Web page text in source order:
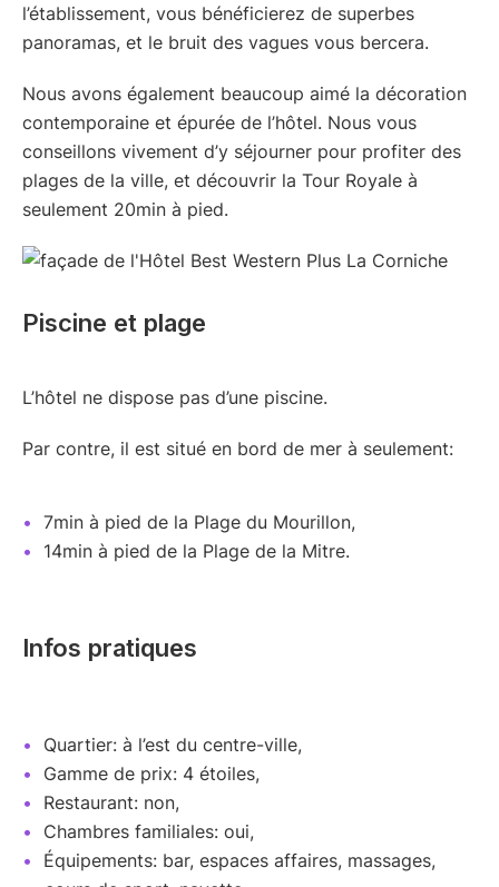
l’établissement, vous bénéficierez de superbes
panoramas, et le bruit des vagues vous bercera.
Nous avons également beaucoup aimé la décoration
contemporaine et épurée de l’hôtel. Nous vous
conseillons vivement d’y séjourner pour profiter des
plages de la ville, et découvrir la Tour Royale à
seulement 20min à pied.
Piscine et plage
L’hôtel ne dispose pas d’une piscine.
Par contre, il est situé en bord de mer à seulement:
7min à pied de la Plage du Mourillon,
14min à pied de la Plage de la Mitre.
Infos pratiques
Quartier: à l’est du centre-ville,
Gamme de prix: 4 étoiles,
Restaurant: non,
Chambres familiales: oui,
Équipements: bar, espaces affaires, massages,